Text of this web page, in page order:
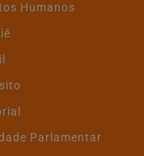
Humanos
Parlamentar